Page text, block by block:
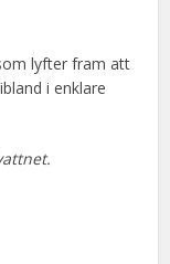
lyfter fram att
i enklare